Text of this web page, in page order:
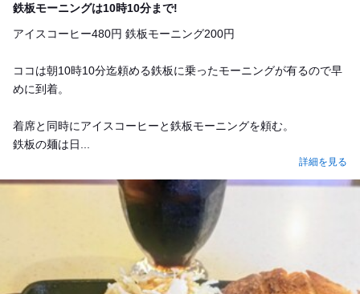
鉄板モーニングは10時10分まで!
アイスコーヒー480円 鉄板モーニング200円
ココは朝10時10分迄頼める鉄板に乗ったモーニングが有るので早
めに到着。
着席と同時にアイスコーヒーと鉄板モーニングを頼む。
鉄板の麺は日...
詳細を見る